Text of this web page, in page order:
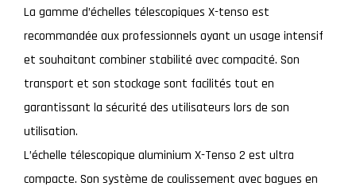
La gamme d’échelles télescopiques X-tenso est
recommandée aux professionnels ayant un usage intensif
et souhaitant combiner stabilité avec compacité. Son
transport et son stockage sont facilités tout en
garantissant la sécurité des utilisateurs lors de son
utilisation.
L’échelle télescopique aluminium X-Tenso 2 est ultra
compacte. Son système de coulissement avec bagues en